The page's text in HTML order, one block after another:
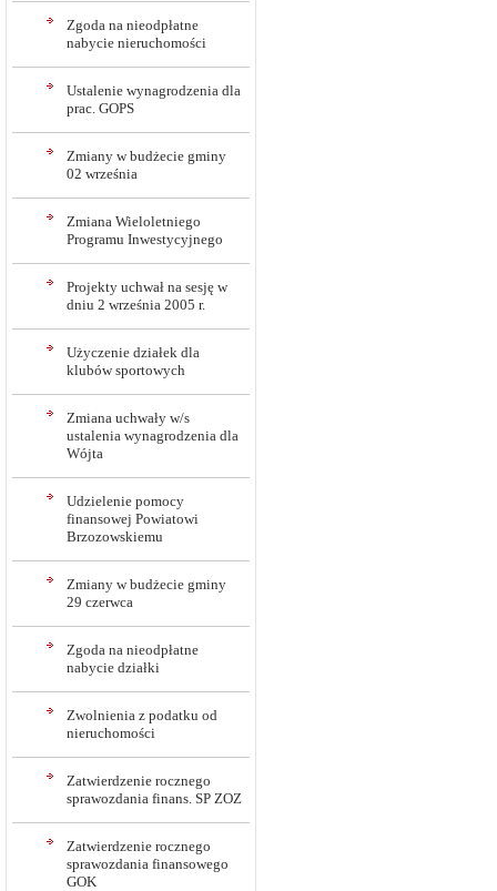
Zgoda na nieodpłatne
nabycie nieruchomości
Ustalenie wynagrodzenia dla
prac. GOPS
Zmiany w budżecie gminy
02 września
Zmiana Wieloletniego
Programu Inwestycyjnego
Projekty uchwał na sesję w
dniu 2 września 2005 r.
Użyczenie działek dla
klubów sportowych
Zmiana uchwały w/s
ustalenia wynagrodzenia dla
Wójta
Udzielenie pomocy
finansowej Powiatowi
Brzozowskiemu
Zmiany w budżecie gminy
29 czerwca
Zgoda na nieodpłatne
nabycie działki
Zwolnienia z podatku od
nieruchomości
Zatwierdzenie rocznego
sprawozdania finans. SP ZOZ
Zatwierdzenie rocznego
sprawozdania finansowego
GOK